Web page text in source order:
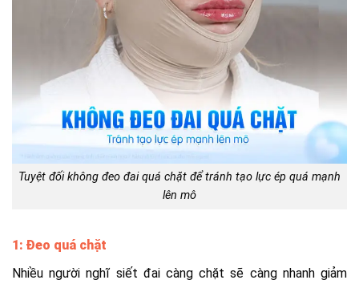
Tuyệt đối không đeo đai quá chặt để tránh tạo lực ép quá mạnh
lên mô
1: Đeo quá chặt
Nhiều người nghĩ siết đai càng chặt sẽ càng nhanh giảm